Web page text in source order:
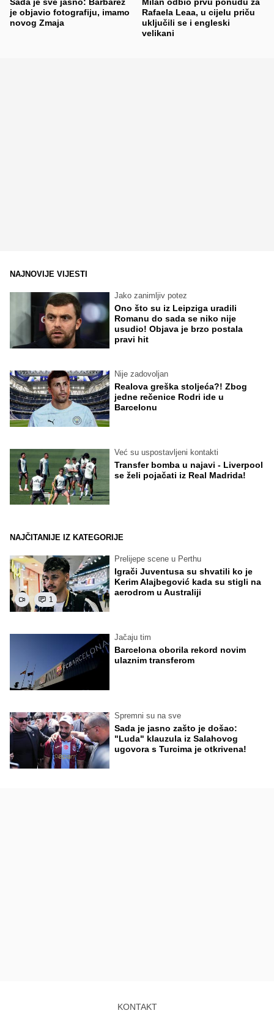
je objavio fotografiju, imamo
novog Zmaja
Rafaela Leaa, u cijelu priču
uključili se i engleski
velikani
NAJNOVIJE VIJESTI
Jako zanimljiv potez
Ono što su iz Leipziga uradili
Romanu do sada se niko nije
usudio! Objava je brzo postala
pravi hit
Nije zadovoljan
Realova greška stoljeća?! Zbog
jedne rečenice Rodri ide u
Barcelonu
Već su uspostavljeni kontakti
Transfer bomba u najavi - Liverpool
se želi pojačati iz Real Madrida!
NAJČITANIJE IZ KATEGORIJE
1
Prelijepe scene u Perthu
Igrači Juventusa su shvatili ko je
Kerim Alajbegović kada su stigli na
aerodrom u Australiji
Jačaju tim
Barcelona oborila rekord novim
ulaznim transferom
Spremni su na sve
Sada je jasno zašto je došao:
"Luda" klauzula iz Salahovog
ugovora s Turcima je otkrivena!
KONTAKT